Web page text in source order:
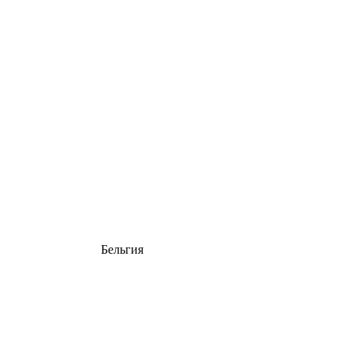
Бельгия